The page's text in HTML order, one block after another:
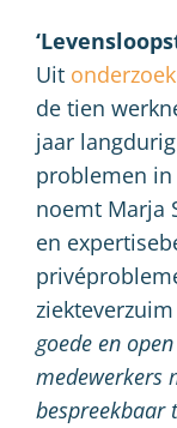
Uit onderzoek
de tien
jaar
problemen
noemt Marja
en
goede en
medewerkers
bespreekbaar